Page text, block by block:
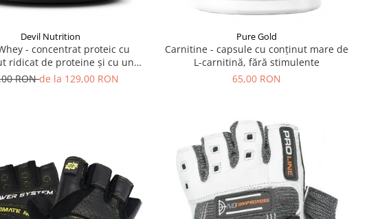
Devil Nutrition
- concentrat proteic cu
ridicat de proteine și cu un
redus de carbohidrați
RONde la 129,00 RON
Pure Gold
Carnitine - capsule cu conținut mare de
L-carnitină, fără stimulente
65,00 RON